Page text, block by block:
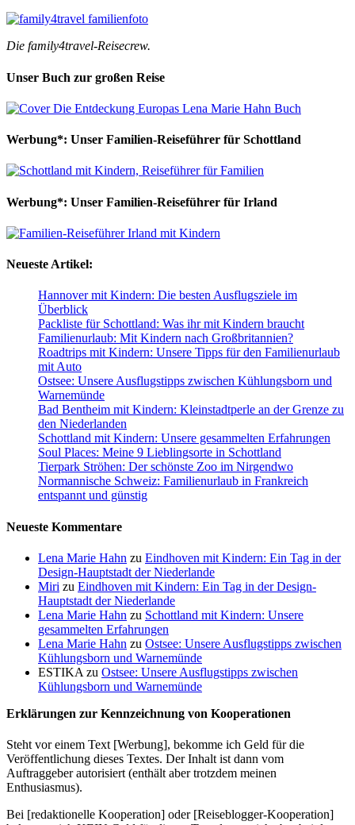
Die family4travel-Reisecrew.
Unser Buch zur großen Reise
Werbung*: Unser Familien-Reiseführer für Schottland
Werbung*: Unser Familien-Reiseführer für Irland
Neueste Artikel:
Hannover mit Kindern: Die besten Ausflugsziele im
Überblick
Packliste für Schottland: Was ihr mit Kindern braucht
Familienurlaub: Mit Kindern nach Großbritannien?
Roadtrips mit Kindern: Unsere Tipps für den Familienurlaub
mit Auto
Ostsee: Unsere Ausflugstipps zwischen Kühlungsborn und
Warnemünde
Bad Bentheim mit Kindern: Kleinstadtperle an der Grenze zu
den Niederlanden
Schottland mit Kindern: Unsere gesammelten Erfahrungen
Soul Places: Meine 9 Lieblingsorte in Schottland
Tierpark Ströhen: Der schönste Zoo im Nirgendwo
Normannische Schweiz: Familienurlaub in Frankreich
entspannt und günstig
Neueste Kommentare
Lena Marie Hahn zu Eindhoven mit Kindern: Ein Tag in der
Design-Hauptstadt der Niederlande
Miri zu Eindhoven mit Kindern: Ein Tag in der Design-
Hauptstadt der Niederlande
Lena Marie Hahn zu Schottland mit Kindern: Unsere
gesammelten Erfahrungen
Lena Marie Hahn zu Ostsee: Unsere Ausflugstipps zwischen
Kühlungsborn und Warnemünde
ESTIKA zu Ostsee: Unsere Ausflugstipps zwischen
Kühlungsborn und Warnemünde
Erklärungen zur Kennzeichnung von Kooperationen
Steht vor einem Text [Werbung], bekomme ich Geld für die
Veröffentlichung dieses Textes. Der Inhalt ist dann vom
Auftraggeber autorisiert (enthält aber trotzdem meinen
Enthusiasmus).
Bei [redaktionelle Kooperation] oder [Reiseblogger-Kooperation]